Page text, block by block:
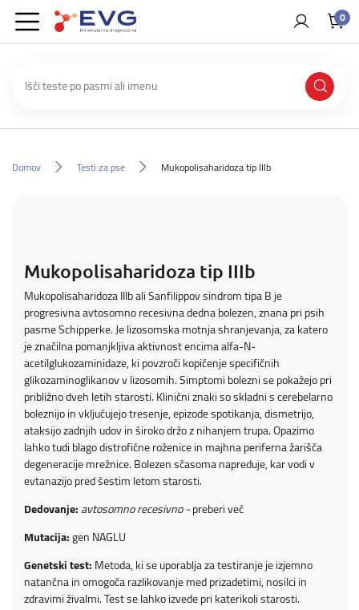
0
Domov Testi za pse Mukopolisaharidoza tip IIIb
Mukopolisaharidoza tip IIIb
Mukopolisaharidoza IIIb ali Sanfilippov sindrom tipa B je
progresivna avtosomno recesivna dedna bolezen, znana pri psih
pasme Schipperke. Je lizosomska motnja shranjevanja, za katero
je značilna pomanjkljiva aktivnost encima alfa-N-
acetilglukozaminidaze, ki povzroči kopičenje specifičnih
glikozaminoglikanov v lizosomih. Simptomi bolezni se pokažejo pri
približno dveh letih starosti. Klinični znaki so skladni s cerebelarno
boleznijo in vključujejo tresenje, epizode spotikanja, dismetrijo,
ataksijo zadnjih udov in široko držo z nihanjem trupa. Opazimo
lahko tudi blago distrofične roženice in majhna periferna žarišča
degeneracije mrežnice. Bolezen sčasoma napreduje, kar vodi v
evtanazijo pred šestim letom starosti.
Dedovanje:avtosomno recesivno -preberi več
Mutacija:gen NAGLU
Genetski test:Metoda, ki se uporablja za testiranje je izjemno
natančna in omogoča razlikovanje med prizadetimi, nosilci in
zdravimi živalmi. Test se lahko izvede pri katerikoli starosti.